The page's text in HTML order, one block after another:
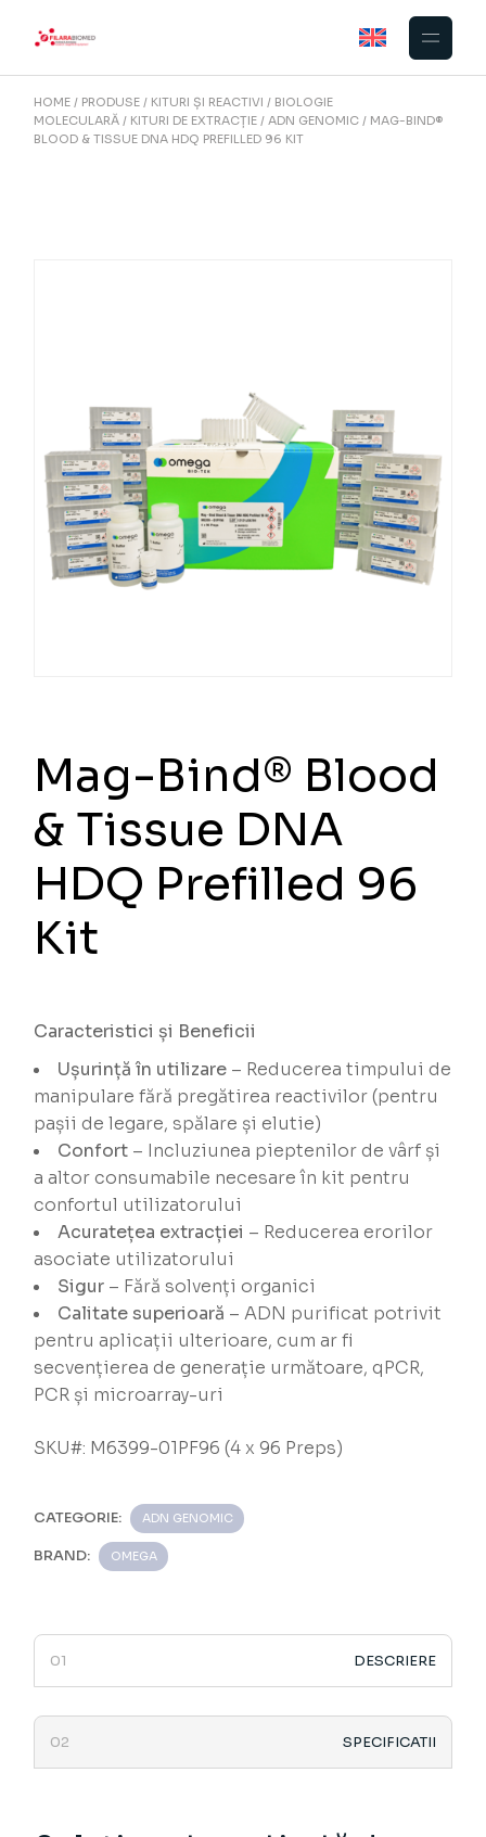
HOME PRODUSE KITURI ȘI REACTIVI
BIOLOGIE
MOLECULARĂ
KITURI DE EXTRACȚIE ADN GENOMIC
MAG-BIND®
BLOOD & TISSUE DNA HDQ PREFILLED 96 KIT
Mag-Bind® Blood
& Tissue DNA
HDQ Prefilled 96
Kit
Caracteristici și Beneficii
Ușurință în utilizare – Reducerea timpului de
manipulare fără pregătirea reactivilor (pentru
pașii de legare, spălare și elutie)
Confort – Incluziunea pieptenilor de vârf și
a altor consumabile necesare în kit pentru
confortul utilizatorului
Acuratețea extracției – Reducerea erorilor
asociate utilizatorului
Sigur – Fără solvenți organici
Calitate superioară – ADN purificat potrivit
pentru aplicații ulterioare, cum ar fi
secvențierea de generație următoare, qPCR,
PCR și microarray-uri
SKU#: M6399-01PF96 (4 x 96 Preps)
CATEGORIE: ADN GENOMIC
BRAND: OMEGA
DESCRIERE
SPECIFICATII